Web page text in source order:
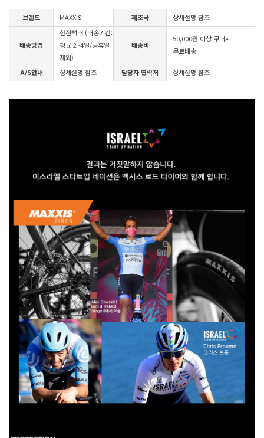
브랜드 MAXXIS 제조국 상세설명 참조
배송방법
한진택배 (배송기간:
평균 2~4일/공휴일
제외)
배송비
50,000원 이상 구매시
무료배송
A/S안내 상세설명 참조 담당자 연락처 상세설명 참조